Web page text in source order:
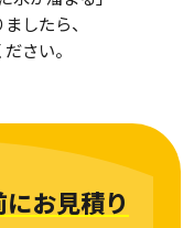
したら、
さい。
お見積り